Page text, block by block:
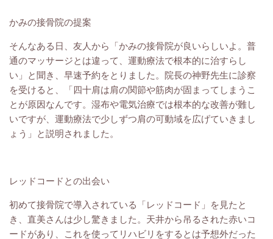
かみの接骨院の提案
そんなある日、友人から「かみの接骨院が良いらしいよ。普
通のマッサージとは違って、運動療法で根本的に治すらし
い」と聞き、早速予約をとりました。院長の神野先生に診察
を受けると、「四十肩は肩の関節や筋肉が固まってしまうこ
とが原因なんです。湿布や電気治療では根本的な改善が難し
いですが、運動療法で少しずつ肩の可動域を広げていきまし
ょう」と説明されました。
レッドコードとの出会い
初めて接骨院で導入されている「レッドコード」を見たと
き、直美さんは少し驚きました。天井から吊るされた赤いコ
ードがあり、これを使ってリハビリをするとは予想外だった